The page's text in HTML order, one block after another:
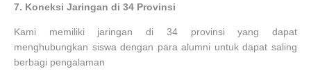
7. Koneksi Jaringan di 34 Provinsi
Kami memiliki jaringan di 34 provinsi yang dapat
menghubungkan siswa dengan para alumni untuk dapat saling
berbagi pengalaman